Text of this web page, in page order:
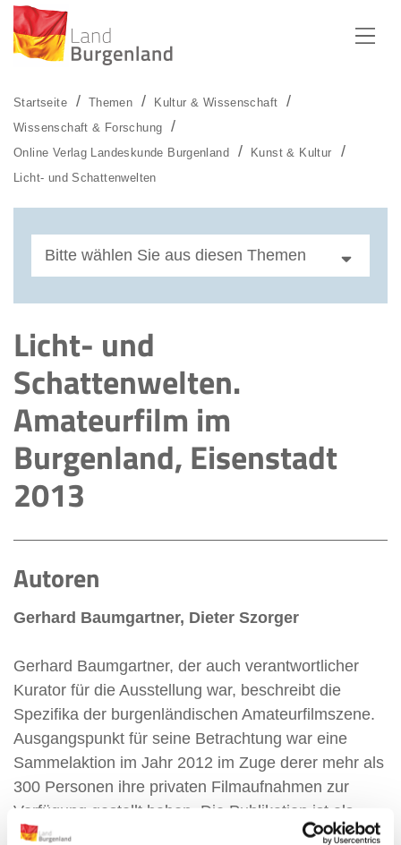
Startseite Themen
Kultur & Wissenschaft
Wissenschaft & Forschung
Online Verlag Landeskunde Burgenland
Kunst & Kultur
Licht- und Schattenwelten
Bitte wählen Sie aus diesen Themen
Kulturperspektiven 2020
Licht- und
Schattenwelten.
Amateurfilm im
Burgenland, Eisenstadt
2013
Autoren
Gerhard Baumgartner, Dieter Szorger
Gerhard Baumgartner, der auch verantwortlicher
Kurator für die Ausstellung war, beschreibt die
Spezifika der burgenländischen Amateurfilmszene.
Ausgangspunkt für seine Betrachtung war eine
Sammelaktion im Jahr 2012 im Zuge derer mehr als
300 Personen ihre privaten Filmaufnahmen zur
Verfügung gestellt haben. Die Publikation ist als
Begleitband zur Ausstellung geplant. Die beigefügte